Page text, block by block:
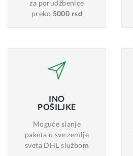
za porudžbenice
preko 5000 rsd
INO
POŠILJKE
Moguće slanje
paketa u sve zemlje
sveta DHL službom